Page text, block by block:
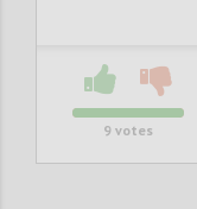
9 votes